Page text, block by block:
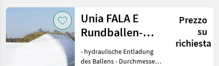
Categoria 4 Paese Filtri
Mostra
Unia FALA E
Rundballen-
Wickelgerät
Prezzo
su
richiesta
- hydraulische Entladung
des Ballens - Durchmesser